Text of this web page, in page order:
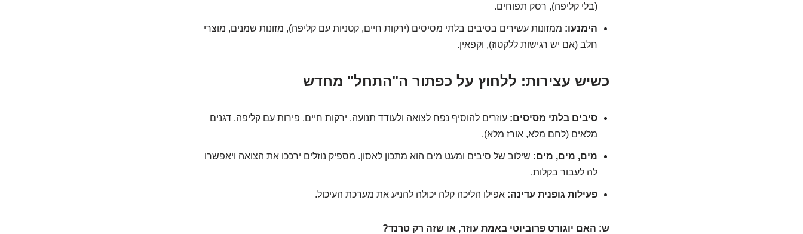
(בלי קליפה), רסק תפוחים.
הימנעו: ממזונות עשירים בסיבים בלתי מסיסים (ירקות חיים, קטניות עם קליפה), מזונות שמנים, מוצרי
חלב (אם יש רגישות ללקטוז), וקפאין.
כשיש עצירות: ללחוץ על כפתור ה"התחל" מחדש
סיבים בלתי מסיסים: עוזרים להוסיף נפח לצואה ולעודד תנועה. ירקות חיים, פירות עם קליפה, דגנים
מלאים (לחם מלא, אורז מלא).
מים, מים, מים: שילוב של סיבים ומעט מים הוא מתכון לאסון. מספיק נוזלים ירככו את הצואה ויאפשרו
לה לעבור בקלות.
פעילות גופנית עדינה: אפילו הליכה קלה יכולה להניע את מערכת העיכול.
ש: האם יוגורט פרוביוטי באמת עוזר, או שזה רק טרנד?